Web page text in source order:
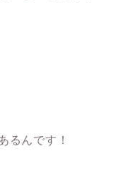
るんです！